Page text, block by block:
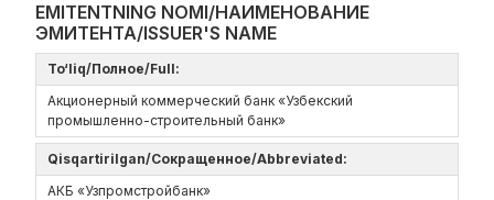
EMITENTNING NOMI/НАИМЕНОВАНИЕ
ЭМИТЕНТА/ISSUER'S NAME
To‘liq/Полное/Full:
Акционерный коммерческий банк «Узбекский
промышленно-строительный банк»
Qisqartirilgan/Сокращенное/Abbreviated:
АКБ «Узпромстройбанк»